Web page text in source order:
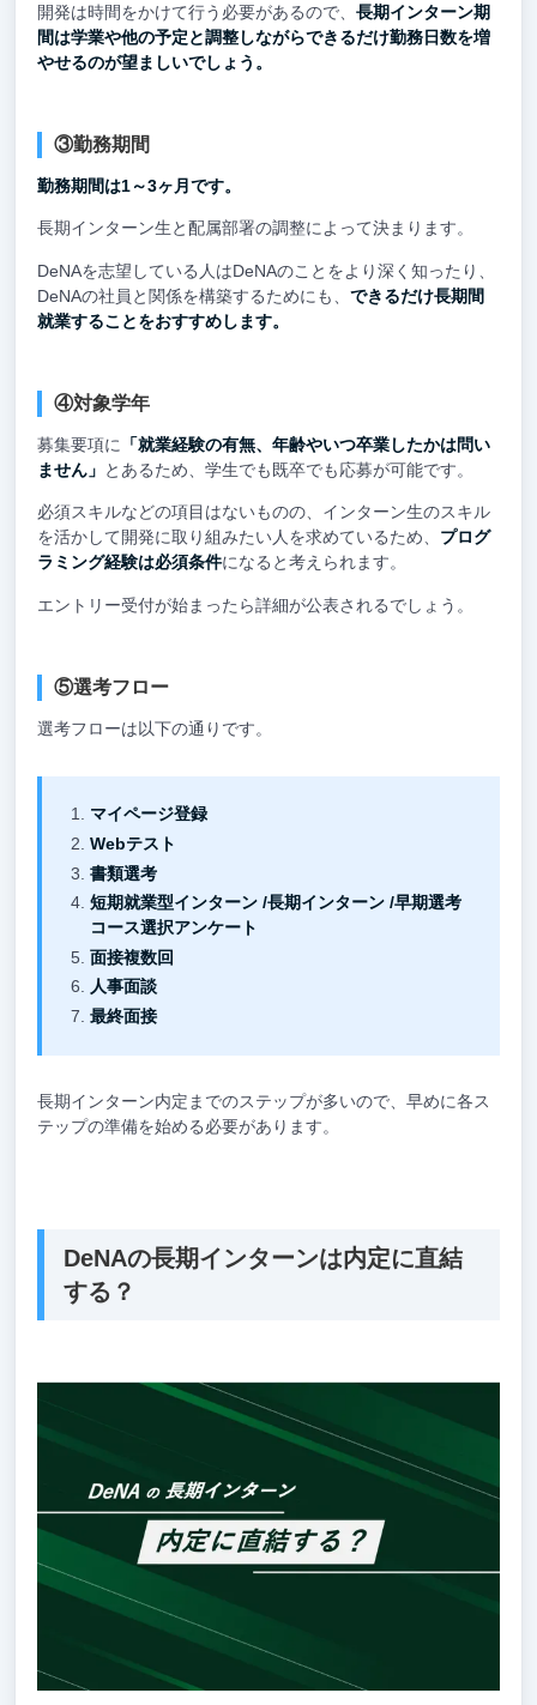
開発は時間をかけて行う必要があるので、 長期インターン期
間は学業や他の予定と調整しながらできるだけ勤務日数を増
やせるのが望ましいでしょう。
③勤務期間
勤務期間は1～3ヶ月です。
長期インターン生と配属部署の調整によって決まります。
DeNAを志望している人はDeNAのことをより深く知ったり、
DeNAの社員と関係を構築するためにも、 できるだけ長期間
就業することをおすすめします。
④対象学年
募集要項に
「就業経験の有無、年齢やいつ卒業したかは問い
ません」 とあるため、学生でも既卒でも応募が可能です。
必須スキルなどの項目はないものの、インターン生のスキル
を活かして開発に取り組みたい人を求めているため、 プログ
ラミング経験は必須条件になると考えられます。
エントリー受付が始まったら詳細が公表されるでしょう。
⑤選考フロー
選考フローは以下の通りです。
マイページ登録
Webテスト
書類選考
短期就業型インターン /長期インターン /早期選考
コース選択アンケート
面接複数回
人事面談
最終面接
長期インターン内定までのステップが多いので、早めに各ス
テップの準備を始める必要があります。
DeNAの長期インターンは内定に直結
する？